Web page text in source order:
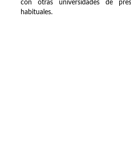
con otras universidades de
habituales.